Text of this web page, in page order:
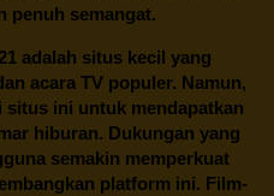
penuh semangat.
adalah situs kecil yang
acara TV populer. Namun,
ini untuk mendapatkan
hiburan. Dukungan yang
semakin memperkuat
platform ini. Film-